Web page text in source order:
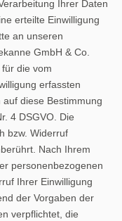
Ihrer Daten
erteilte Einwilligung
an unseren
GmbH & Co.
die vom
erfassten
diese Bestimmung
4 DSGVO. Die
bzw. Widerruf
Nach Ihrem
personenbezogenen
Ihrer Einwilligung
der Vorgaben der
verpflichtet, die